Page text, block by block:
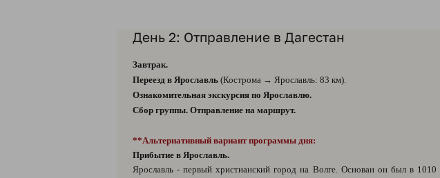
День 2: Отправление в Дагестан
Завтрак.
Переезд в Ярославль (Кострома → Ярославль: 83 км).
Ознакомительная экскурсия по Ярославлю.
Сбор группы. Отправление на маршрут.
**Альтернативный вариант программы дня:
Прибытие в Ярославль.
Ярославль - первый христианский город на Волге. Основан он был в 1010